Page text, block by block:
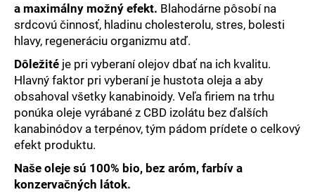
a maximálny možný efekt. Blahodárne pôsobí na
srdcovú činnosť, hladinu cholesterolu, stres, bolesti
hlavy, regeneráciu organizmu atď.
Dôležité je pri vyberaní olejov dbať na ich kvalitu.
Hlavný faktor pri vyberaní je hustota oleja a aby
obsahoval všetky kanabinoidy. Veľa firiem na trhu
ponúka oleje vyrábané z CBD izolátu bez ďalších
kanabinódov a terpénov, tým pádom prídete o celkový
efekt produktu.
Naše oleje sú 100% bio, bez aróm, farbív a
konzervačných látok.
CBD
OLEJ
SPECTRUM
30ML
€51,31
Pôvodne:
€51,57